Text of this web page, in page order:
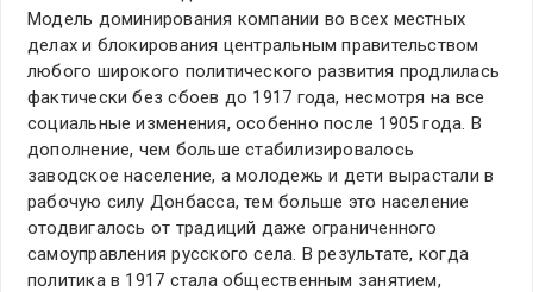
Модель доминирования компании во всех местных
делах и блокирования центральным правительством
любого широкого политического развития продлилась
фактически без сбоев до 1917 года, несмотря на все
социальные изменения, особенно после 1905 года. В
дополнение, чем больше стабилизировалось
заводское население, а молодежь и дети вырастали в
рабочую силу Донбасса, тем больше это население
отодвигалось от традиций даже ограниченного
самоуправления русского села. В результате, когда
политика в 1917 стала общественным занятием,